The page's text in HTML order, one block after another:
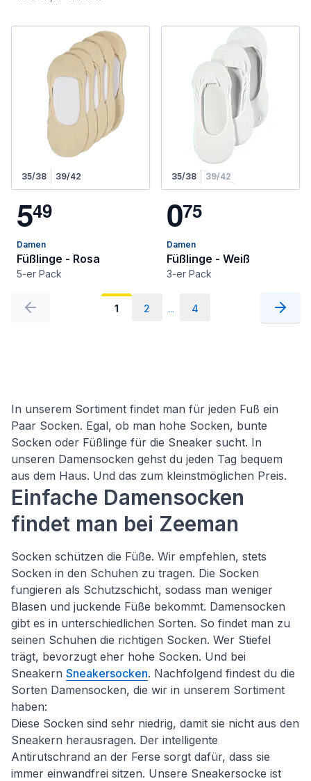
35/38 39/42
549
Damen
Füßlinge - Rosa
5-er Pack
35/38 39/42
075
Damen
Füßlinge - Weiß
3-er Pack
1 2 ... 4
In unserem Sortiment findet man für jeden Fuß ein
Paar Socken. Egal, ob man hohe Socken, bunte
Socken oder Füßlinge für die Sneaker sucht. In
unseren Damensocken gehst du jeden Tag bequem
aus dem Haus. Und das zum kleinstmöglichen Preis.
Einfache Damensocken
findet man bei Zeeman
Socken schützen die Füße. Wir empfehlen, stets
Socken in den Schuhen zu tragen. Die Socken
fungieren als Schutzschicht, sodass man weniger
Blasen und juckende Füße bekommt. Damensocken
gibt es in unterschiedlichen Sorten. So findet man zu
seinen Schuhen die richtigen Socken. Wer Stiefel
trägt, bevorzugt eher hohe Socken. Und bei
Sneakern Sneakersocken. Nachfolgend findest du die
Sorten Damensocken, die wir in unserem Sortiment
haben:
Diese Socken sind sehr niedrig, damit sie nicht aus den
Sneakern herausragen. Der intelligente
Antirutschrand an der Ferse sorgt dafür, dass sie
immer einwandfrei sitzen. Unsere Sneakersocke ist